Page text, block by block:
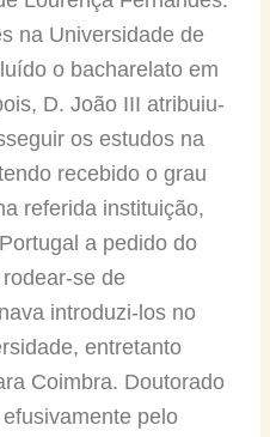
na Universidade de
o bacharelato em
D. João III atribuiu-
os estudos na
recebido o grau
referida instituição,
a pedido do
se de
introduzi-los no
entretanto
Coimbra. Doutorado
pelo